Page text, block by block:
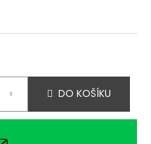
DO KOŠÍKU